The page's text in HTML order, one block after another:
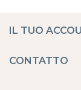
IL TUO
CONTATTO